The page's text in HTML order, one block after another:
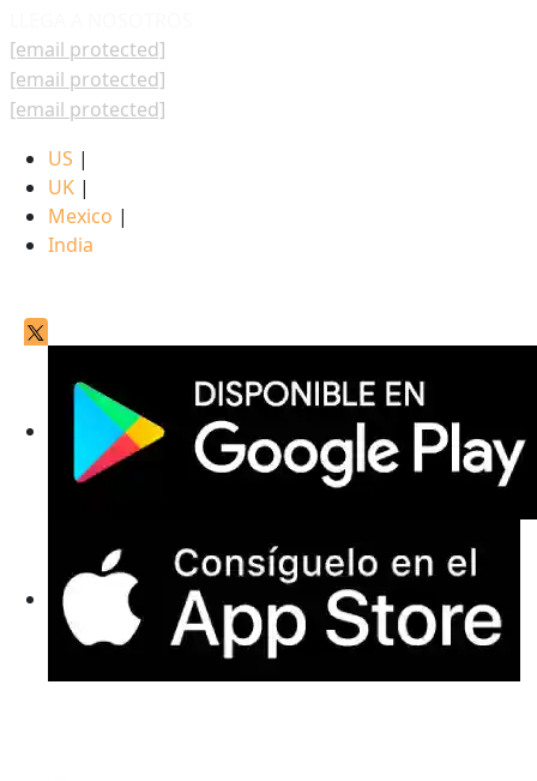
[email protected]
[email protected]
[email protected]
US |
UK |
Mexico |
India